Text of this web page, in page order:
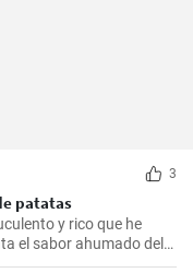
3
patatas
y rico que he
el sabor ahumado del
cremoso puré de